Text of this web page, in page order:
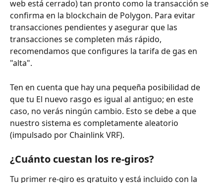
web está cerrado) tan pronto como la transacción se
confirma en la blockchain de Polygon. Para evitar
transacciones pendientes y asegurar que las
transacciones se completen más rápido,
recomendamos que configures la tarifa de gas en
"alta".
Ten en cuenta que hay una pequeña posibilidad de
que tu El nuevo rasgo es igual al antiguo; en este
caso, no verás ningún cambio. Esto se debe a que
nuestro sistema es completamente aleatorio
(impulsado por Chainlink VRF).
¿Cuánto cuestan los re-giros?
Tu primer re-giro es gratuito y está incluido con la